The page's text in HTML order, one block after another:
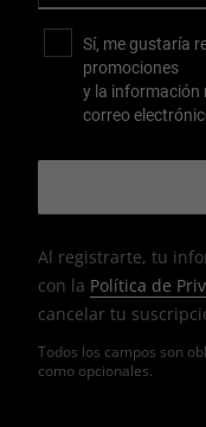
Todos los campos son
como opcionales.
Sí, me gustaría
promociones
y la información
correo
Al registrarte, tu
con la Política de
cancelar tu